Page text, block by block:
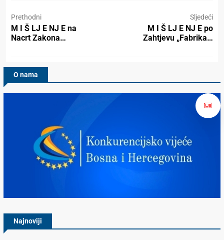
Prethodni
M I Š LJ E NJ E na
Nacrt Zakona…
Sljedeći
M I Š LJ E NJ E po
Zahtjevu „Fabrika…
O nama
Najnoviji